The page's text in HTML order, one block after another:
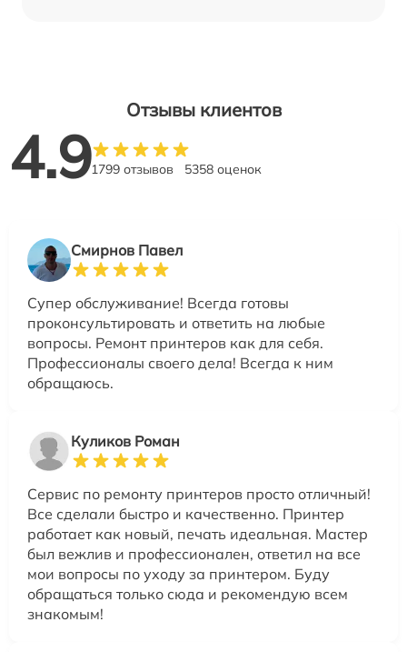
Отзывы клиентов
4.91799 отзывов 5358 оценок
Смирнов Павел
Супер обслуживание! Всегда готовы
проконсультировать и ответить на любые
вопросы. Ремонт принтеров как для себя.
Профессионалы своего дела! Всегда к ним
обращаюсь.
Куликов Роман
Сервис по ремонту принтеров просто отличный!
Все сделали быстро и качественно. Принтер
работает как новый, печать идеальная. Мастер
был вежлив и профессионален, ответил на все
мои вопросы по уходу за принтером. Буду
обращаться только сюда и рекомендую всем
знакомым!